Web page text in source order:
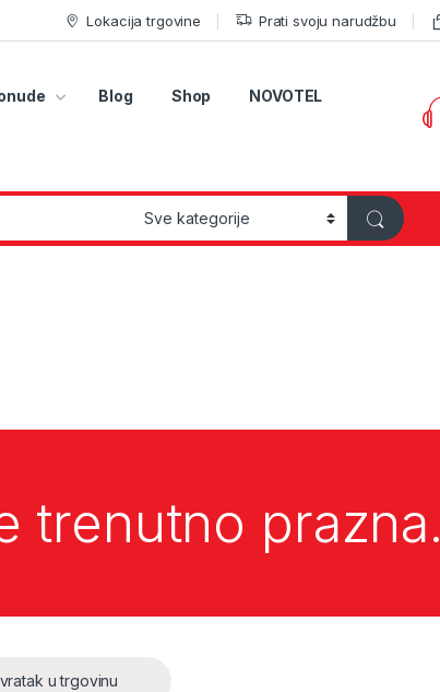
Lokacija trgovine Prati svoju narudžbu
Blog Shop NOVOTEL
trenutno prazna.
u trgovinu